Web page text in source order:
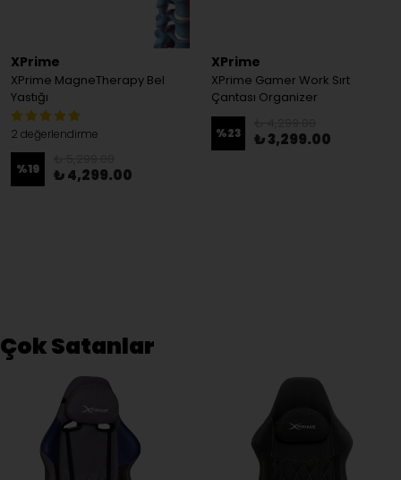
XPrime
XPrime MagneTherapy Bel
Yastığı
2 değerlendirme
%19 ₺ 4,299.00
XPrime
XPrime Gamer Work Sırt
Çantası Organizer
%23 ₺ 3,299.00
Çok Satanlar